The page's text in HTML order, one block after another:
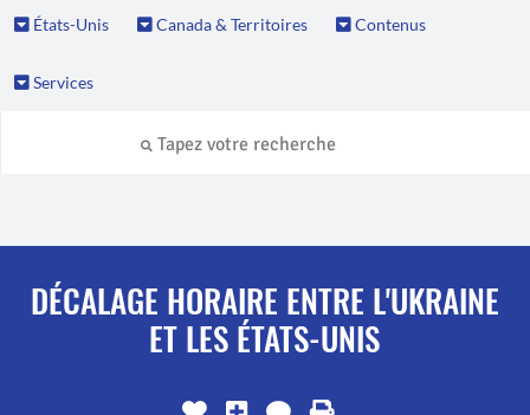
États-Unis Canada & Territoires Contenus
Services
DÉCALAGE HORAIRE ENTRE L'UKRAINE
ET LES ÉTATS-UNIS